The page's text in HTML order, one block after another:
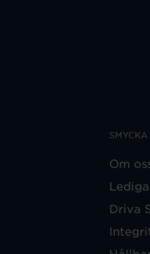
SMYCKA
Om
Driva